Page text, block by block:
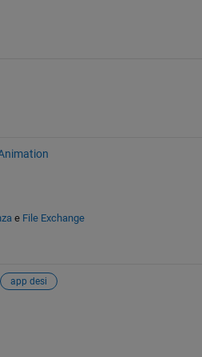
e File Exchange
app desi